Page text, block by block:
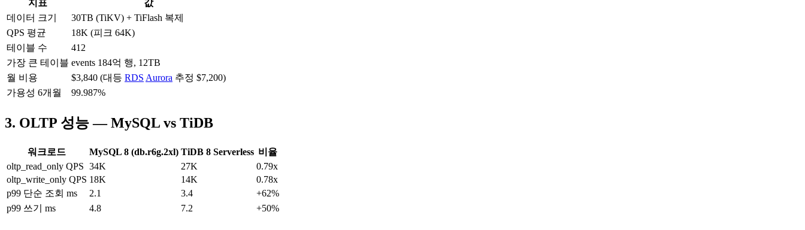
지표
값
데이터 크기
30TB (TiKV) + TiFlash 복제
QPS 평균
18K (피크 64K)
테이블 수
412
가장 큰 테이블 events 184억 행, 12TB
월 비용
$3,840 (대등 RDS Aurora 추정 $7,200)
가용성 6개월
99.987%
3. OLTP 성능 — MySQL vs TiDB
워크로드 MySQL 8 (db.r6g.2xl) TiDB 8 Serverless 비율
oltp_read_only QPS 34K 27K
0.79x
oltp_write_only QPS 18K 14K
0.78x
p99 단순 조회 ms
2.1 3.4
+62%
p99 쓰기 ms
4.8 7.2 +50%